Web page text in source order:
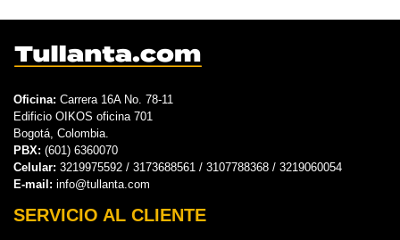
Oficina: Carrera 16A No. 78-11
Edificio OIKOS oficina 701
Bogotá, Colombia.
PBX: (601) 6360070
Celular: 3219975592 / 3173688561 / 3107788368 / 3219060054
E-mail: info@tullanta.com
SERVICIO AL CLIENTE